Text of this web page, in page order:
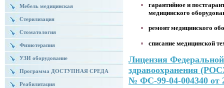
Мебель медицинская
Стерилизация
Стоматология
Физиотерапия
УЗИ оборудование
Программа ДОСТУПНАЯ СРЕДА
Реабилитация
гарантийное и
медицинского
ремонт медицинского
списание медицинской
Лицензия
здравоохранения
№ ФС-99-04-004340 от